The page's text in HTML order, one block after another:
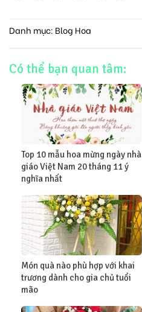
Danh mục: Blog Hoa
Có thể bạn quan tâm:
Top 10 mẫu hoa mừng ngày nhà
giáo Việt Nam 20 tháng 11 ý
nghĩa nhất
Món quà nào phù hợp với khai
trương dành cho gia chủ tuổi
mão